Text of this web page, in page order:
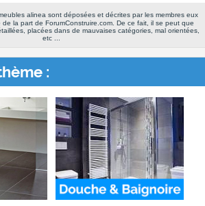
alinea sont déposées et décrites par les membres eux
la part de ForumConstruire.com. De ce fait, il se peut que
placées dans de mauvaises catégories, mal orientées,
etc ...
: